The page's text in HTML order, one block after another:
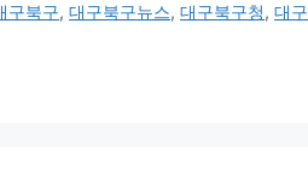
구북구,대구북구뉴스,대구북구청,대